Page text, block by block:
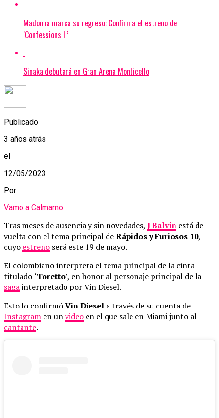
Madonna marca su regreso: Confirma el estreno de
‘Confessions II’
Sinaka debutará en Gran Arena Monticello
Publicado
3 años atrás
el
12/05/2023
Por
Vamo a Calmarno
Tras meses de ausencia y sin novedades, J Balvin está de
vuelta con el tema principal deRápidos y Furiosos 10,
cuyo estreno será este 19 de mayo.
El colombiano interpreta el tema principal de la cinta
titulado ‘Toretto’, en honor al personaje principal de la
sagainterpretado por Vin Diesel.
Esto lo confirmóVin Diesel a través de su cuenta de
Instagram en unvideo en el que sale en Miami junto al
cantante.